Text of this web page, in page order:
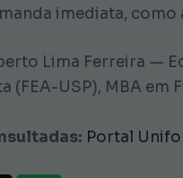
imediata,
Lima Ferreira —
(FEA-USP), MBA em
Portal